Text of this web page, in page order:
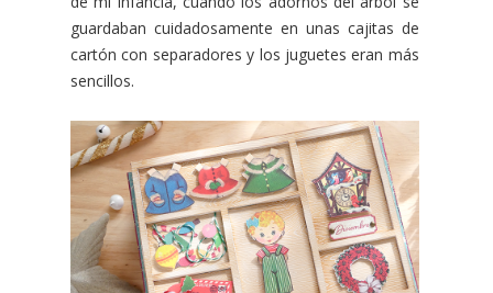
guardaban cuidadosamente en unas cajitas de
cartón con separadores y los juguetes eran más
sencillos.